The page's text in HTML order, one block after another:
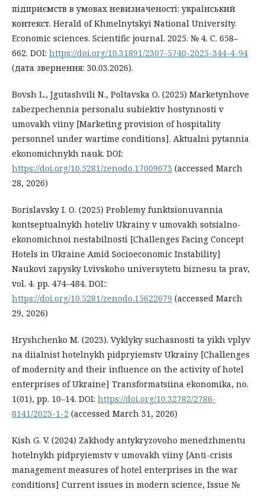
підприємств в умовах невизначеності: український
контекст. Herald of Khmelnytskyi National University.
Economic sciences. Scientific journal. 2025. № 4. С. 658–
662. DOI: https://doi.org/10.31891/2307-5740-2025-344-4-94
(дата звернення: 30.03.2026).
Bovsh L., Jgutashvili N., Poltavska O. (2025) Marketynhove
zabezpechennia personalu subiektiv hostynnosti v
umovakh viiny [Marketing provision of hospitality
personnel under wartime conditions]. Aktualni pytannia
ekonomichnykh nauk. DOI:
https://doi.org/10.5281/zenodo.17009673 (accessed March
28, 2026)
Borislavsky I. O. (2025) Problemy funktsionuvannia
kontseptualnykh hoteliv Ukrainy v umovakh sotsialno-
ekonomichnoi nestabilnosti [Challenges Facing Concept
Hotels in Ukraine Amid Socioeconomic Instability]
Naukovi zapysky Lvivskoho universytetu biznesu ta prav,
vol. 4. рр. 474–484. DOI::
https://doi.org/10.5281/zenodo.15622679 (accessed March
29, 2026)
Hryshchenko M. (2023). Vyklyky suchasnosti ta yikh vplyv
na diialnist hotelnykh pidpryiemstv Ukrainy [Challenges
of modernity and their influence on the activity of hotel
enterprises of Ukraine] Transformatsiina ekonomika, no.
1(01), рр. 10–14. DOI: https://doi.org/10.32782/2786-
8141/2023-1-2 (accessed March 31, 2026)
Kish G. V. (2024) Zakhody antykryzovoho menedzhmentu
hotelnykh pidpryiemstv v umovakh viiny [Anti-crisis
management measures of hotel enterprises in the war
conditions] Current issues in modern science, Issue №